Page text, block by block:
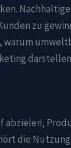
zu
abzielen,
die